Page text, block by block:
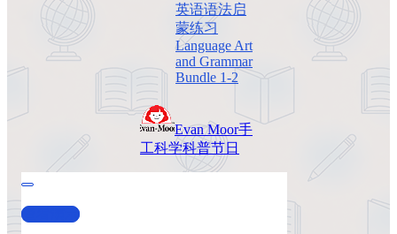
英语语法启
蒙练习
Language Art
and Grammar
Bundle 1-2
Evan Moor手
工科学科普节日
查看演示